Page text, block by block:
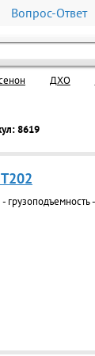
Вопрос-Ответ
ДХО
8619